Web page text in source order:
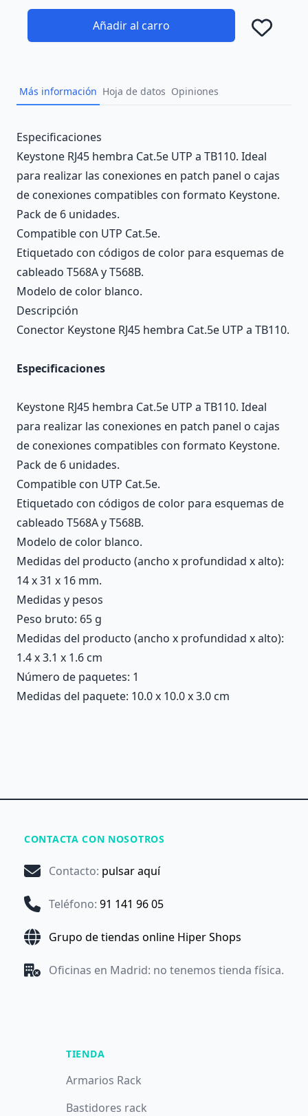
Añadir al carro
Más información Hoja de datos Opiniones
Description
Especificaciones
Keystone RJ45 hembra Cat.5e UTP a TB110. Ideal
para realizar las conexiones en patch panel o cajas
de conexiones compatibles con formato Keystone.
Pack de 6 unidades.
Compatible con UTP Cat.5e.
Etiquetado con códigos de color para esquemas de
cableado T568A y T568B.
Modelo de color blanco.
Descripción
Conector Keystone RJ45 hembra Cat.5e UTP a TB110.
Especificaciones
Keystone RJ45 hembra Cat.5e UTP a TB110. Ideal
para realizar las conexiones en patch panel o cajas
de conexiones compatibles con formato Keystone.
Pack de 6 unidades.
Compatible con UTP Cat.5e.
Etiquetado con códigos de color para esquemas de
cableado T568A y T568B.
Modelo de color blanco.
Medidas del producto (ancho x profundidad x alto):
14 x 31 x 16 mm.
Medidas y pesos
Peso bruto: 65 g
Medidas del producto (ancho x profundidad x alto):
1.4 x 3.1 x 1.6 cm
Número de paquetes: 1
Medidas del paquete: 10.0 x 10.0 x 3.0 cm
CONTACTA CON NOSOTROS
Contacto: pulsar aquí
Teléfono: 91 141 96 05
Grupo de tiendas online Hiper Shops
Oficinas en Madrid: no tenemos tienda física.
TIENDA
Armarios Rack
Bastidores rack